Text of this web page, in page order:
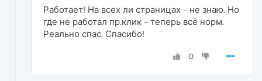
Работает! На всех ли страницах - не знаю. Но
где не работал пр.клик - теперь всё норм.
Реально спас. Спасибо!
0